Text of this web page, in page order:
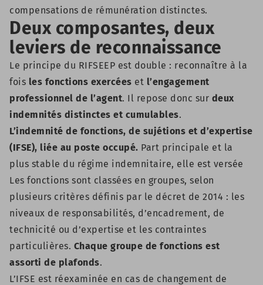
compensations de rémunération distinctes.
Deux composantes, deux
leviers de reconnaissance
Le principe du RIFSEEP est double : reconnaître à la
fois les fonctions exercées et l’engagement
professionnel de l’agent. Il repose donc sur deux
indemnités distinctes et cumulables.
L’indemnité de fonctions, de sujétions et d’expertise
(IFSE), liée au poste occupé. Part principale et la
plus stable du régime indemnitaire, elle est versée
Les fonctions sont classées en groupes, selon
plusieurs critères définis par le décret de 2014 : les
niveaux de responsabilités, d’encadrement, de
technicité ou d’expertise et les contraintes
particulières. Chaque groupe de fonctions est
assorti de plafonds.
L’IFSE est réexaminée en cas de changement de